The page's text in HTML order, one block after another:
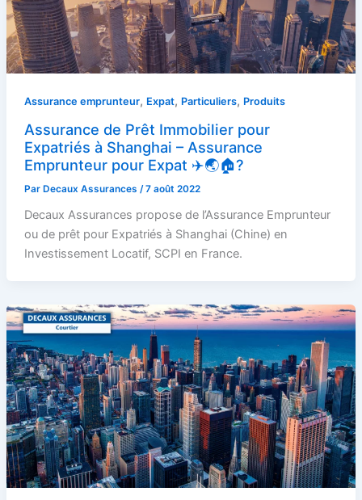
Assurance emprunteur, Expat, Particuliers, Produits
Assurance de Prêt Immobilier pour
Expatriés à Shanghai – Assurance
Emprunteur pour Expat ✈️🌏🏠?
Par Decaux Assurances /7 août 2022
Decaux Assurances propose de l’Assurance Emprunteur
ou de prêt pour Expatriés à Shanghai (Chine) en
Investissement Locatif, SCPI en France.